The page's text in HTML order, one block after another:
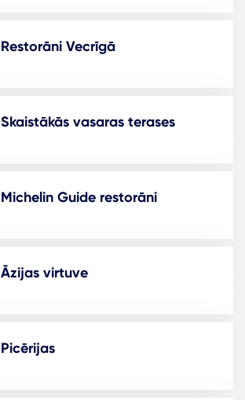
Restorāni Vecrīgā
Skaistākās vasaras terases
Michelin Guide restorāni
Āzijas virtuve
Picērijas